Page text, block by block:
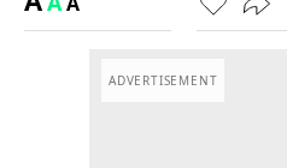
ADVERTISEMENT